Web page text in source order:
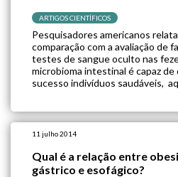
ARTIGOS CIENTÍFICOS
Pesquisadores americanos
comparação com a avaliação de
testes de sangue oculto nas
microbioma intestinal é capaz de
sucesso indivíduos saudáveis,
Research”, analisou amostras […]
11 julho 2014
Qual é a relação entre
gástrico e esofágico?